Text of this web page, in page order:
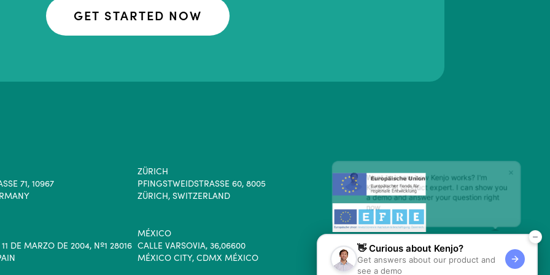
GET STARTED NOW
71, 10967
DE MARZO DE 2004, Nº1 28016
ZÜRICH
PFINGSTWEIDSTRASSE 60, 8005
ZÜRICH, SWITZERLAND
MÉXICO
CALLE VARSOVIA, 36,06600
MÉXICO CITY, CDMX MÉXICO
🚀 Re
Get answers about our product and
see a demo
Kenjo's AI product expert. I can show you
a demo and answer your question right
now